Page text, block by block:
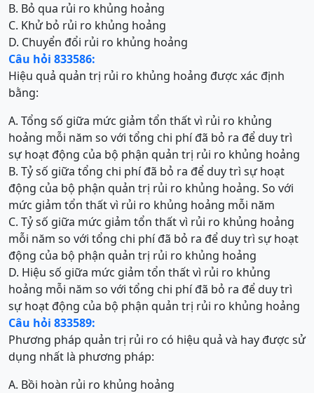
B. Bỏ qua rủi ro khủng hoảng
C. Khử bỏ rủi ro khủng hoảng
D. Chuyển đổi rủi ro khủng hoảng
Câu hỏi 833586:
Hiệu quả quản trị rủi ro khủng hoảng được xác định
bằng:
A. Tổng số giữa mức giảm tổn thất vì rủi ro khủng
hoảng mỗi năm so với tổng chi phí đã bỏ ra để duy trì
sự hoạt động của bộ phận quản trị rủi ro khủng hoảng
B. Tỷ số giữa tổng chi phí đã bỏ ra để duy trì sự hoạt
động của bộ phận quản trị rủi ro khủng hoảng. So với
mức giảm tổn thất vì rủi ro khủng hoảng mỗi năm
C. Tỷ số giữa mức giảm tổn thất vì rủi ro khủng hoảng
mỗi năm so với tổng chi phí đã bỏ ra để duy trì sự hoạt
động của bộ phận quản trị rủi ro khủng hoảng
D. Hiệu số giữa mức giảm tổn thất vì rủi ro khủng
hoảng mỗi năm so với tổng chi phí đã bỏ ra để duy trì
sự hoạt động của bộ phận quản trị rủi ro khủng hoảng
Câu hỏi 833589:
Phương pháp quản trị rủi ro có hiệu quả và hay được sử
dụng nhất là phương pháp:
A. Bồi hoàn rủi ro khủng hoảng